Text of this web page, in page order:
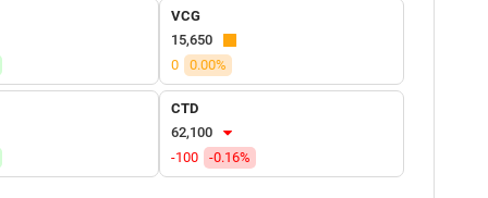
VCG
15,650
0
0.00%
CTD
62,100
-100
-0.16%